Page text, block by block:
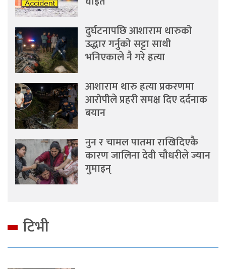
दुर्घटनापछि आशाराम थारुको
उद्धार गर्नुको सट्टा साथी
भनिएकाले नै गरे हत्या
आशाराम थारु हत्या प्रकरणमा
आरोपीले प्रहरी समक्ष दिए दर्दनाक
बयान
नुन र चामल पातमा राखिदिएकै
कारण जालिना देवी चौधरीले ज्यान
गुमाइन्
टिभी